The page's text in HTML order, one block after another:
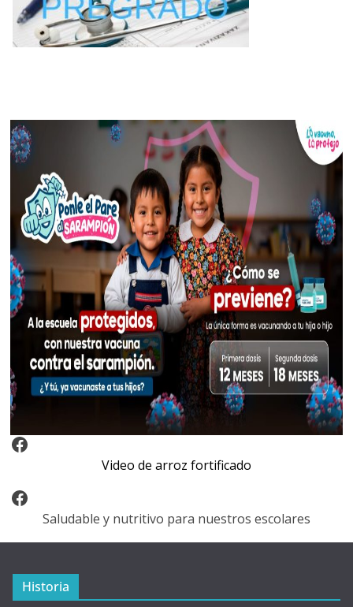
Video Arroz Fortificado
Video de arroz fortificado
Facebook
Saludable y nutritivo para nuestros escolares
Historia